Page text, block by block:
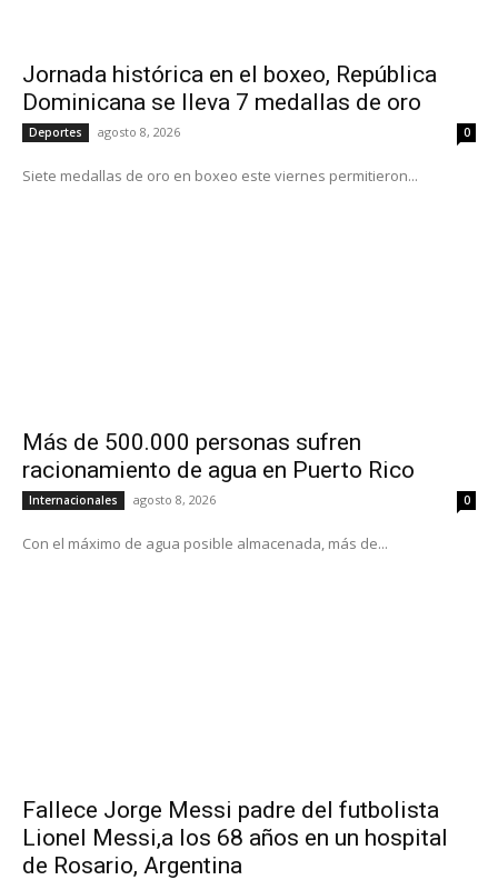
Jornada histórica en el boxeo, República
Dominicana se lleva 7 medallas de oro
Deportes agosto 8, 2026 0
Siete medallas de oro en boxeo este viernes permitieron...
Más de 500.000 personas sufren
racionamiento de agua en Puerto Rico
Internacionales agosto 8, 2026 0
Con el máximo de agua posible almacenada, más de...
Fallece Jorge Messi padre del futbolista
Lionel Messi,a los 68 años en un hospital
de Rosario, Argentina